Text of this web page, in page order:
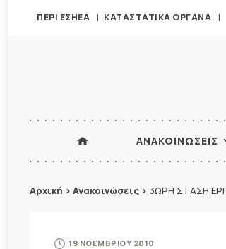
ΠΕΡΙ ΕΣΗΕΑ ΚΑΤΑΣΤΑΤΙΚΑ ΟΡΓΑΝΑ
ΑΝΑΚΟΙΝΩΣΕΙΣ
Αρχική > Ανακοινώσεις > 3ΩΡΗ ΣΤΑΣΗ
19 ΝΟΕΜΒΡΙΟΥ 2010